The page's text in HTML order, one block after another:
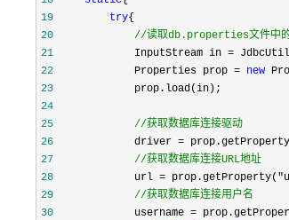
19
try
20
//读取db.properties文件中的
21
InputStream in =
22
             Properties prop =
new
23
24
25
//获取数据库连接驱动
26
driver =
27
//获取数据库连接URL地址
28
url =
29
//获取数据库连接用户名
30
username =